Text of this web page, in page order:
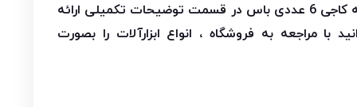
مشخصات و اطلاعات ست مته کاجی 6 عددی باس در قسمت توضیحات تکمیلی ارائه
مراجعه به فروشگاه ، انواع ابزارآلات را بصورت